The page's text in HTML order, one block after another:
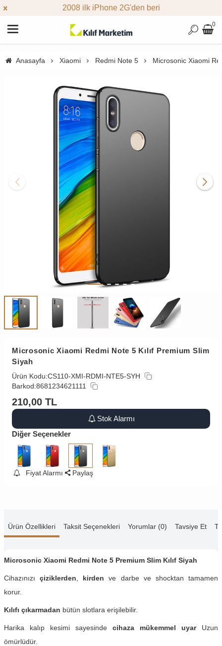
2008 ilk iPhone 2G'den beri
0
Anasayfa Xiaomi Redmi Note 5 Microsonic Xiaomi
Microsonic Xiaomi Redmi Note 5 Kılıf Premium Slim
Siyah
Ürün Kodu:CS110-XMI-RDMI-NTE5-SYH
Barkod:8681234621111
210,00 TL
Stok Alarmı
Diğer Seçenekler
Fiyat Alarmı Paylaş
Ürün Özellikleri Taksit Seçenekleri Yorumlar (0) Tavsiye Et
Microsonic Xiaomi Redmi Note 5 Premium Slim Kılıf Siyah
Cihazınızıçiziklerden kirdenve darbe ve shocktan tamamen
korur.
Kılıfı çıkarmadan bütün slotlara erişilebilir.
Harika kalıp kesimi sayesinde cihaza mükemmel uyar Uzun
ömürlüdür.